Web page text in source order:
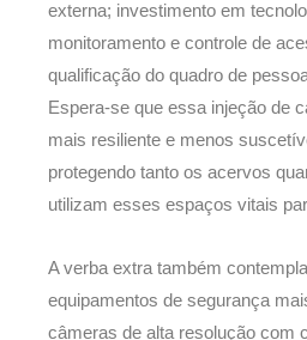
externa; investimento em
monitoramento e controle de
qualificação do quadro de
Espera-se que essa injeção de
mais resiliente e menos
protegendo tanto os acervos
utilizam esses espaços vitais
A verba extra também
equipamentos de segurança
câmeras de alta resolução com